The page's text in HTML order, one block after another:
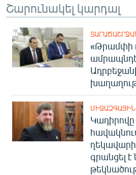
Շարունակել կարդալ
«Թրամփի
ՄԻՋԱԶԳԱՅԻՆ
գրանցել է